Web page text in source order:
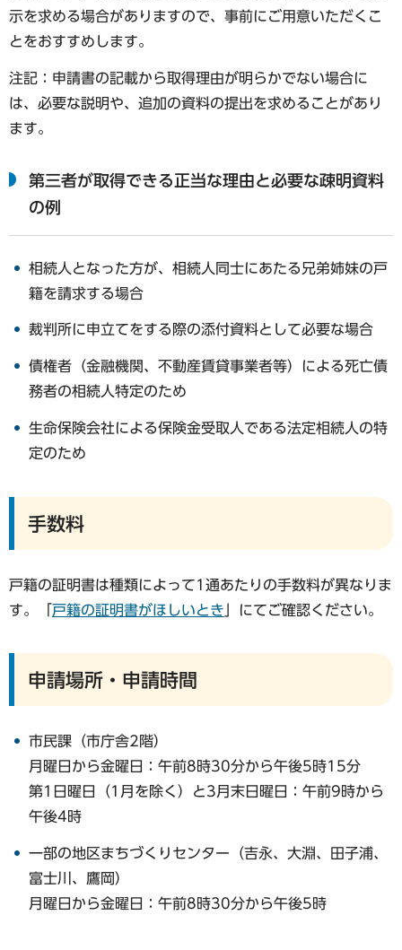
示を求める場合がありますので、事前にご用意いただくこ
とをおすすめします。
注記：申請書の記載から取得理由が明らかでない場合に
は、必要な説明や、追加の資料の提出を求めることがあり
ます。
第三者が取得できる正当な理由と必要な疎明資料
の例
相続人となった方が、相続人同士にあたる兄弟姉妹の戸
籍を請求する場合
裁判所に申立てをする際の添付資料として必要な場合
債権者（金融機関、不動産賃貸事業者等）による死亡債
務者の相続人特定のため
生命保険会社による保険金受取人である法定相続人の特
定のため
手数料
戸籍の証明書は種類によって1通あたりの手数料が異なりま
す。「 戸籍の証明書がほしいとき 」にてご確認ください。
申請場所・申請時間
市民課（市庁舎2階）
月曜日から金曜日：午前8時30分から午後5時15分
第1日曜日（1月を除く）と3月末日曜日：午前9時から
午後4時
一部の地区まちづくりセンター（吉永、大淵、田子浦、
富士川、鷹岡）
月曜日から金曜日：午前8時30分から午後5時